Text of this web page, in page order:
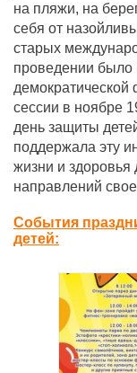
на пляжи, на
себя от
старых
проведении
сессии в ноябре
день защиты
поддержала эту
жизни и здоровья
направлений
События
детей: